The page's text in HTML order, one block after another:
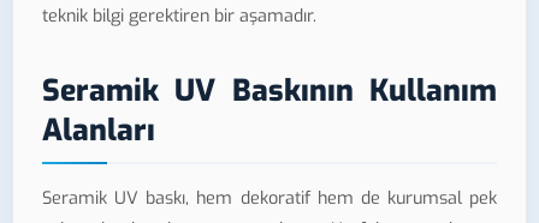
teknik bilgi gerektiren bir aşamadır.
Seramik UV Baskının Kullanım
Alanları
Seramik UV baskı, hem dekoratif hem de kurumsal pek